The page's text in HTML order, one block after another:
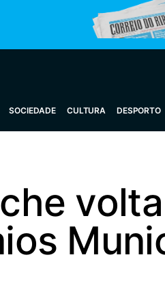
SOCIEDADE CULTURA DESPORTO